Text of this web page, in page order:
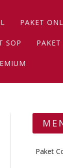
PAKET
SOP
Paket